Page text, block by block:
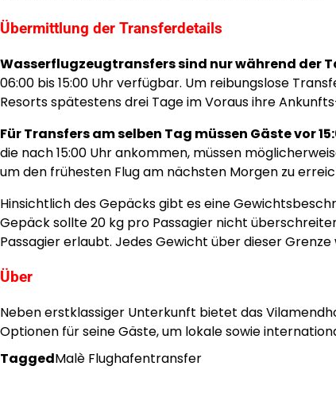
Übermittlung der Transferdetails
Wasserflugzeugtransfers sind nur während der
06:00 bis 15:00 Uhr verfügbar. Um reibungslose
Resorts spätestens drei Tage im Voraus ihre
Für Transfers am selben Tag müssen Gäste vor
die nach 15:00 Uhr ankommen, müssen
um den frühesten Flug am nächsten Morgen zu
Hinsichtlich des Gepäcks gibt es eine
Gepäck sollte 20 kg pro Passagier nicht
Passagier erlaubt. Jedes Gewicht über dieser Grenze
Über
Neben erstklassiger Unterkunft bietet das
Optionen für seine Gäste, um lokale sowie
TaggedMalè Flughafentransfer